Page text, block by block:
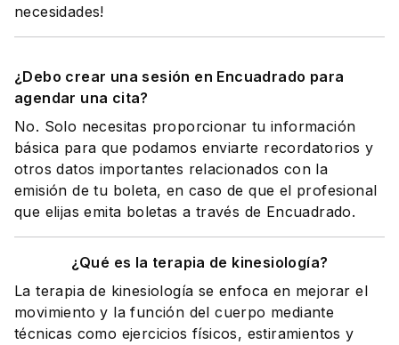
necesidades!
¿Debo crear una sesión en Encuadrado para
agendar una cita?
No. Solo necesitas proporcionar tu información
básica para que podamos enviarte recordatorios y
otros datos importantes relacionados con la
emisión de tu boleta, en caso de que el profesional
que elijas emita boletas a través de Encuadrado.
¿Qué es la terapia de kinesiología?
La terapia de kinesiología se enfoca en mejorar el
movimiento y la función del cuerpo mediante
técnicas como ejercicios físicos, estiramientos y